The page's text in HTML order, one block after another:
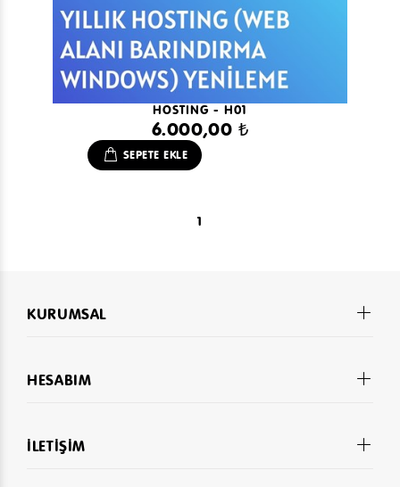
HOSTING - H01
6.000,00 ₺
SEPETE EKLE
1
KURUMSAL
HESABIM
İLETİŞİM